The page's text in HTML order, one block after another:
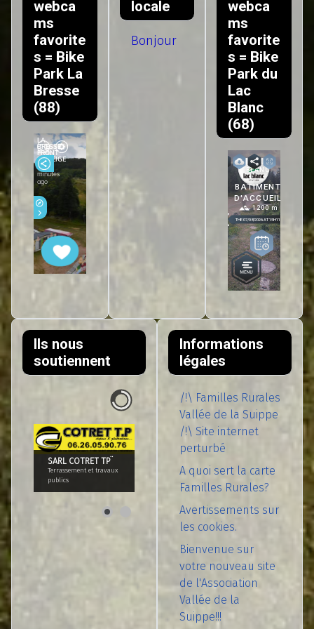
webca
ms
favorite
s = Bike
Park La
Bresse
(88)
locale
Bonjour
webca
ms
favorite
s = Bike
Park du
Lac
Blanc
(68)
Ils nous
soutiennent
SARL COTRET TP¨
Terrassement et travaux
publics
Informations
légales
/!\ Familles Rurales
Vallée de la Suippe
/!\ Site internet
perturbé
A quoi sert la carte
Familles Rurales?
Avertissements sur
les cookies.
Bienvenue sur
votre nouveau site
de l'Association
Vallée de la
Suippe!!!